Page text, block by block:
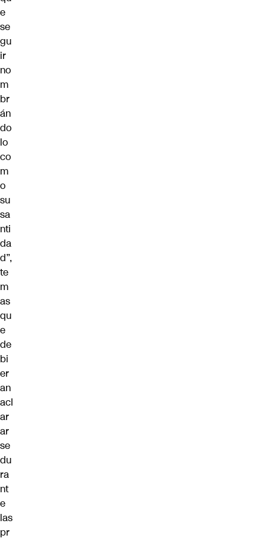
e
se
gu
ir
no
m
br
án
do
lo
co
m
o
su
sa
nti
da
d”,
te
m
as
qu
e
de
bi
er
an
acl
ar
ar
se
du
ra
nt
e
las
pr